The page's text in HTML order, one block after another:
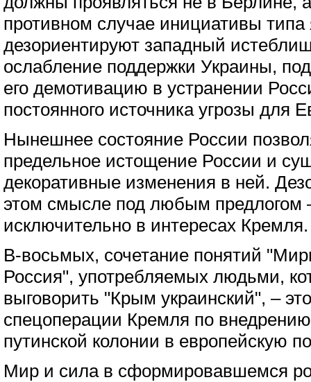
противном случае инициативы
дезориентируют западный
ослабление поддержки Украины,
его демотивацию в устранении
постоянного источника угрозы для
Нынешнее состояние России
предельное истощение России и
декоративные изменения в ней.
этом смысле под любым предлогом
исключительно в интересах Кремля.
В-восьмых, сочетание понятий
Россия", употребляемых людьми,
выговорить "Крым украинский", –
спецоперации Кремля по
путинской колонии в европейскую
Мир и сила в сформировавшемся